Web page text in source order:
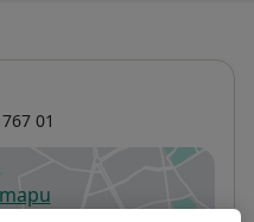
767 01
otevře v nové záložce